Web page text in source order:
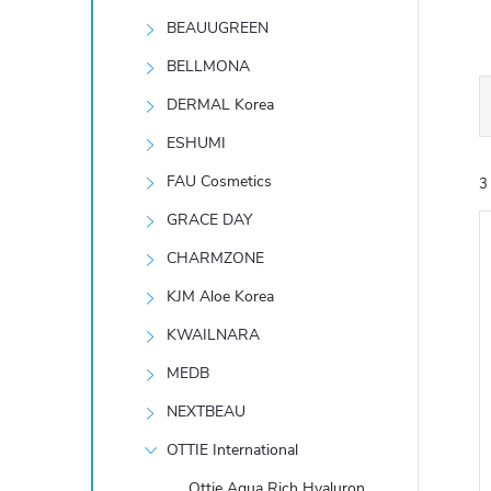
BEAUUGREEN
BELLMONA
DERMAL Korea
ESHUMI
FAU Cosmetics
GRACE DAY
CHARMZONE
KJM Aloe Korea
KWAILNARA
MEDB
NEXTBEAU
OTTIE International
3